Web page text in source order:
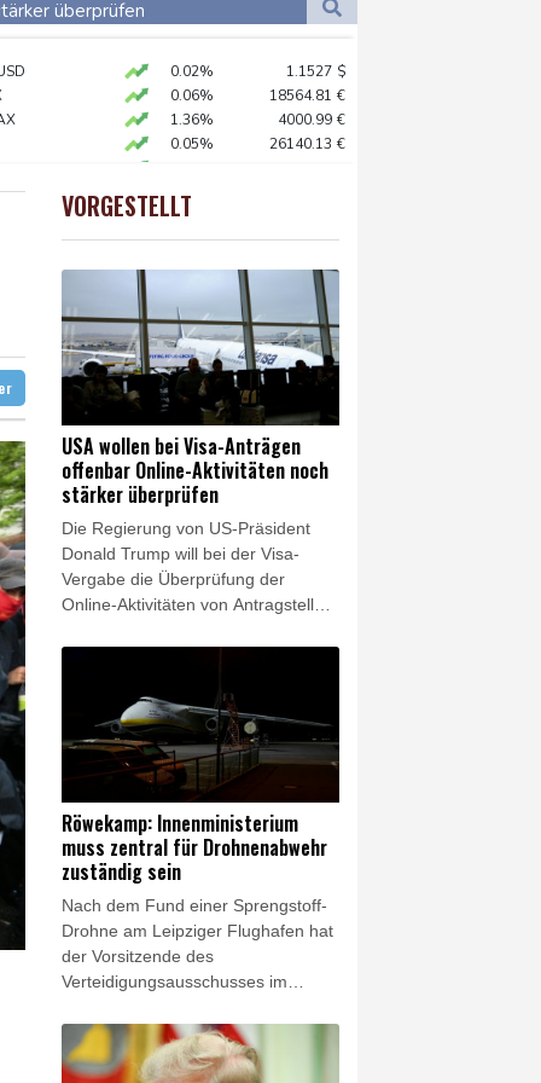
Dortmund
14 °C
überprüfen
Vergeltung an
Vergeltung an
0.02% 1.1527 $
0.06% 18564.81 €
1.36% 4000.99 €
0.05% 26140.13 €
0.14%
0.01%
VORGESTELLT
USA wollen bei Visa-Anträgen
offenbar Online-Aktivitäten noch
stärker überprüfen
Die Regierung von US-Präsident
Donald Trump will bei der Visa-
Vergabe die Überprüfung der
Online-Aktivitäten von Antragstellern
Überprüfung von Instagram-Konten
weitere Visa-Kategorien ausgedehnt
werden, unter anderem auf
ausländische Journalisten,
berichtete "The Daily Signal". Die
Sprecherin des Weißen Hauses,
Karoline Leavitt, teilte am
Donnerstag auf ihrem X-Konto den
entsprechenden Artikel - ohne ihn
explizit zu bestätigen.
Röwekamp: Innenministerium
muss zentral für Drohnenabwehr
zuständig sein
Nach dem Fund einer Sprengstoff-
Drohne am Leipziger Flughafen hat
der Vorsitzende des
Verteidigungsausschusses im
(CDU), eine Zentralisierung der
Zuständigkeit für die Drohnen-